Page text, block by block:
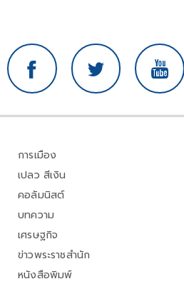
การเมือง
เปลว สีเงิน
คอลัมนิสต์
บทความ
เศรษฐกิจ
ข่าวพระราชสำนัก
หนังสือพิมพ์